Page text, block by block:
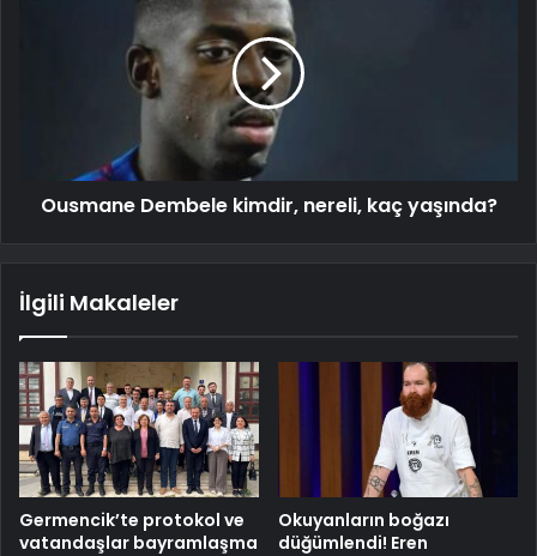
Ousmane Dembele kimdir, nereli, kaç yaşında?
İlgili Makaleler
Germencik’te protokol ve
vatandaşlar bayramlaşma
Okuyanların boğazı
düğümlendi! Eren